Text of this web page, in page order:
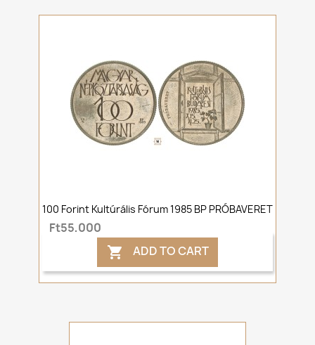
100 Forint Kultúrális Fórum 1985 BP PRÓBAVERET
Ft55,000
 ADD TO CART